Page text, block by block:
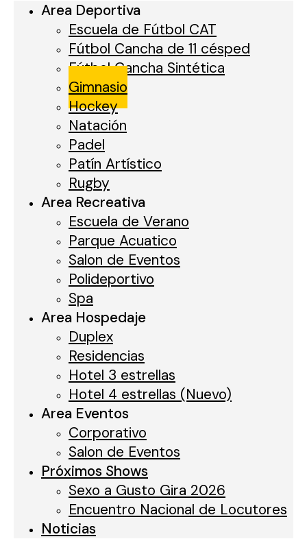
Area Deportiva
Escuela de Fútbol CAT
Fútbol Cancha de 11 césped
Fútbol Cancha Sintética
Gimnasio
Hockey
Natación
Padel
Patín Artístico
Rugby
Area Recreativa
Escuela de Verano
Parque Acuatico
Salon de Eventos
Polideportivo
Spa
Area Hospedaje
Duplex
Residencias
Hotel 3 estrellas
Hotel 4 estrellas (Nuevo)
Area Eventos
Corporativo
Salon de Eventos
Próximos Shows
Sexo a Gusto Gira 2026
Encuentro Nacional de Locutores
Noticias